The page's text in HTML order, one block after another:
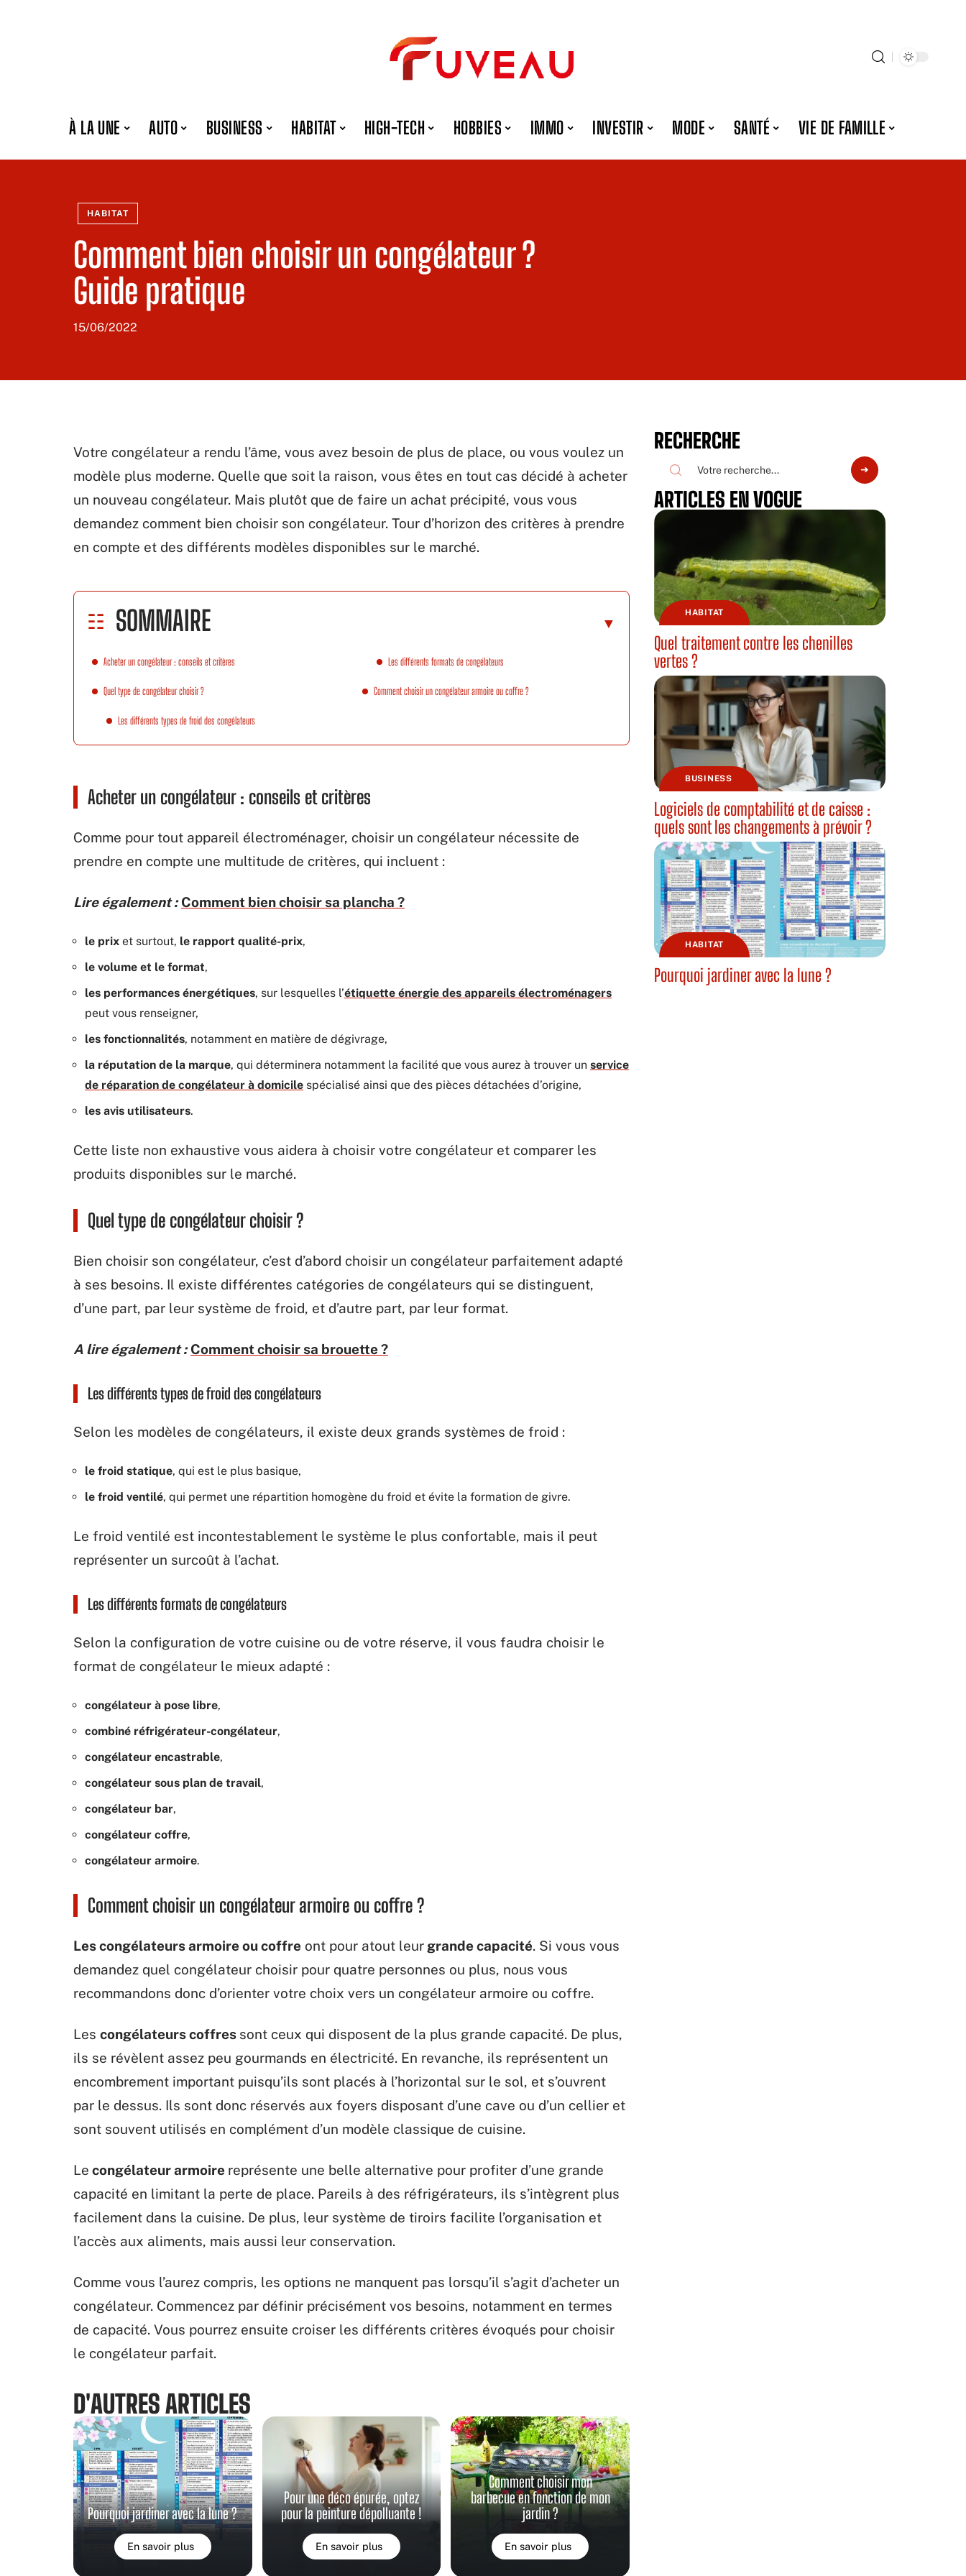
À LA UNE AUTO BUSINESS HABITAT HIGH-TECH HOBBIES IMMO INVESTIR MODE SANTÉ VIE DE FAMILLE
HABITAT
Comment bien choisir un congélateur ?
Guide pratique
15/06/2022
Votre congélateur a rendu l’âme, vous avez besoin de plus de place, ou vous voulez un
modèle plus moderne. Quelle que soit la raison, vous êtes en tout cas décidé à acheter
un nouveau congélateur. Mais plutôt que de faire un achat précipité, vous vous
demandez comment bien choisir son congélateur. Tour d’horizon des critères à prendre
en compte et des différents modèles disponibles sur le marché.
SOMMAIRE
Acheter un congélateur : conseils et critères
Quel type de congélateur choisir ?
Les différents types de froid des congélateurs
Les différents formats de congélateurs
Comment choisir un congélateur armoire ou coffre ?
Acheter un congélateur : conseils et critères
Comme pour tout appareil électroménager, choisir un congélateur nécessite de
prendre en compte une multitude de critères, qui incluent :
Lire également : Comment bien choisir sa plancha ?
le prix et surtout, le rapport qualité-prix,
le volume et le format,
les performances énergétiques, sur lesquelles l’étiquette énergie des appareils électroménagers
peut vous renseigner,
les fonctionnalités, notamment en matière de dégivrage,
la réputation de la marque, qui déterminera notamment la facilité que vous aurez à trouver un service
de réparation de congélateur à domicile spécialisé ainsi que des pièces détachées d’origine,
les avis utilisateurs.
Cette liste non exhaustive vous aidera à choisir votre congélateur et comparer les
produits disponibles sur le marché.
Quel type de congélateur choisir ?
Bien choisir son congélateur, c’est d’abord choisir un congélateur parfaitement adapté
à ses besoins. Il existe différentes catégories de congélateurs qui se distinguent,
d’une part, par leur système de froid, et d’autre part, par leur format.
A lire également : Comment choisir sa brouette ?
Les différents types de froid des congélateurs
Selon les modèles de congélateurs, il existe deux grands systèmes de froid :
le froid statique, qui est le plus basique,
le froid ventilé, qui permet une répartition homogène du froid et évite la formation de givre.
Le froid ventilé est incontestablement le système le plus confortable, mais il peut
représenter un surcoût à l’achat.
Les différents formats de congélateurs
Selon la configuration de votre cuisine ou de votre réserve, il vous faudra choisir le
format de congélateur le mieux adapté :
congélateur à pose libre,
combiné réfrigérateur-congélateur,
congélateur encastrable,
congélateur sous plan de travail,
congélateur bar,
congélateur coffre,
congélateur armoire.
Comment choisir un congélateur armoire ou coffre ?
Les congélateurs armoire ou coffre ont pour atout leur grande capacité. Si vous vous
demandez quel congélateur choisir pour quatre personnes ou plus, nous vous
recommandons donc d’orienter votre choix vers un congélateur armoire ou coffre.
Les congélateurs coffres sont ceux qui disposent de la plus grande capacité. De plus,
ils se révèlent assez peu gourmands en électricité. En revanche, ils représentent un
encombrement important puisqu’ils sont placés à l’horizontal sur le sol, et s’ouvrent
par le dessus. Ils sont donc réservés aux foyers disposant d’une cave ou d’un cellier et
sont souvent utilisés en complément d’un modèle classique de cuisine.
Le congélateur armoire représente une belle alternative pour profiter d’une grande
capacité en limitant la perte de place. Pareils à des réfrigérateurs, ils s’intègrent plus
facilement dans la cuisine. De plus, leur système de tiroirs facilite l’organisation et
l’accès aux aliments, mais aussi leur conservation.
Comme vous l’aurez compris, les options ne manquent pas lorsqu’il s’agit d’acheter un
congélateur. Commencez par définir précisément vos besoins, notamment en termes
de capacité. Vous pourrez ensuite croiser les différents critères évoqués pour choisir
le congélateur parfait.
D'AUTRES ARTICLES
Pourquoi jardiner avec la lune ?
En savoir plus
Pour une déco épurée, optez
pour la peinture dépolluante !
En savoir plus
Comment choisir mon
barbecue en fonction de mon
jardin ?
En savoir plus
RECHERCHE
ARTICLES EN VOGUE
HABITAT
Quel traitement contre les chenilles
vertes ?
BUSINESS
Logiciels de comptabilité et de caisse :
quels sont les changements à prévoir ?
HABITAT
Pourquoi jardiner avec la lune ?